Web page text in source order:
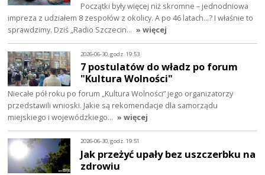
Początki były więcej niż skromne – jednodniowa
impreza z udziałem 8 zespołów z okolicy. A po 46 latach…? I właśnie to
sprawdzimy. Dziś „Radio Szczecin… » więcej
2026-06-30, godz. 19:53
7 postulatów do władz po forum
"Kultura Wolności"
Niecałe pół roku po forum „Kultura Wolności” jego organizatorzy
przedstawili wnioski. Jakie są rekomendacje dla samorządu
miejskiego i wojewódzkiego… » więcej
2026-06-30, godz. 19:51
Jak przeżyć upały bez uszczerbku na
zdrowiu